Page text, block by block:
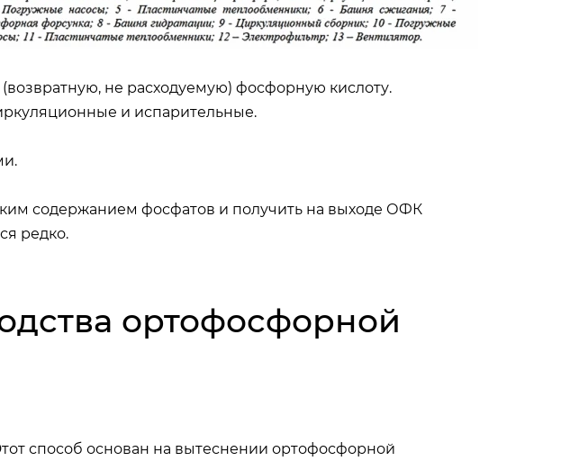
не расходуемую) фосфорную кислоту.
и испарительные.
содержанием фосфатов и получить на выходе ОФК
редко.
ортофосфорной
способ основан на вытеснении ортофосфорной